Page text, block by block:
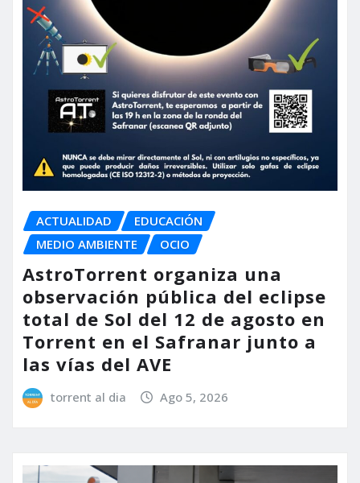
ACTUALIDAD
EDUCACIÓN
MEDIO AMBIENTE
OCIO
AstroTorrent organiza una
observación pública del eclipse
total de Sol del 12 de agosto en
Torrent en el Safranar junto a
las vías del AVE
torrent al dia Ago 5, 2026